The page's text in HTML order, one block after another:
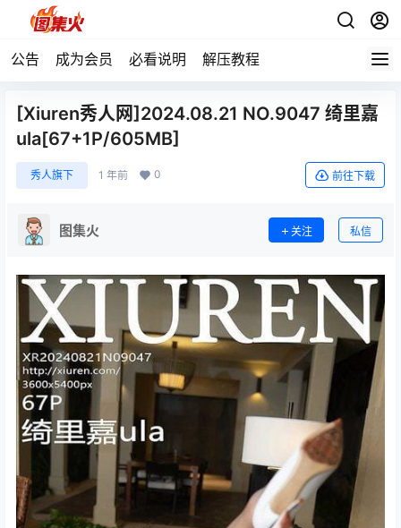
公告 成为会员 必看说明 解压教程
[Xiuren秀人网]2024.08.21 NO.9047 绮里嘉
ula[67+1P/605MB]
秀人旗下 1 年前 0 前往下载
图集火 关注 私信